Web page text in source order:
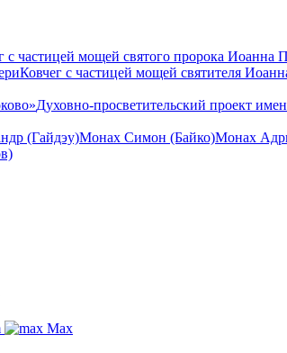
с частицей мощей святого пророка Иоанна
Ковчег с частицей мощей святителя
Духовно-просветительский проект
(Гайдэу)Монах Симон (Байко)Монах
Max